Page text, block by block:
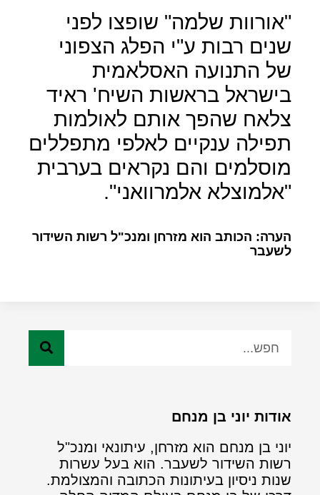
"אורוות שלמה" שופצו לפני
שנים רבות ע"י הפלג הצפוני
של התנועה האסלאמית
בישראל בראשות השיח' ראיד
צלאח שהפך אותם לאולמות
תפילה ענקיים לאלפי מתפללים
מוסלמים והם נקראים בערבית
"אלמוצלא אלמרוואני".
הערה: הכותב הוא מזרחן ומנכ"ל רשות השידור
לשעבר
אודות יוני בן מנחם
יוני בן מנחם הוא מזרחן, עיתונאי ומנכ"ל
רשות השידור לשעבר. הוא בעל עשרות
שנות ניסיון בעיתונות הכתובה והמצולמת.